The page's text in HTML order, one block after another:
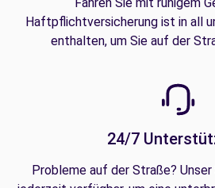
Haftpflichtversicherung ist in all
enthalten, um Sie auf der
24/7
Probleme auf der Straße?